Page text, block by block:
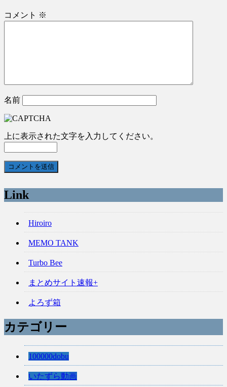
コメント ※
名前
上に表示された文字を入力してください。
Link
Hiroiro
MEMO TANK
Turbo Bee
まとめサイト速報+
よろず箱
カテゴリー
100000dobu
いたずら動画